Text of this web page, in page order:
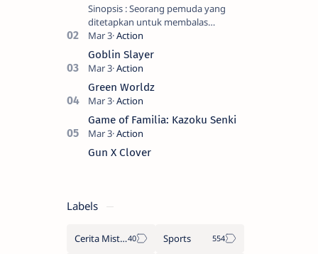
Sinopsis : Seorang pemuda yang
ditetapkan untuk membalas
masternya, seorang seniman bela diri
kuat sekali yang dikhianati oleh anak
buahn…
Goblin Slayer
Green Worldz
Game of Familia: Kazoku Senki
Gun X Clover
Labels
Cerita Misteri Sports